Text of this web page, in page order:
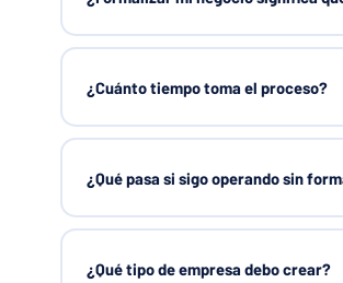
¿Cuánto tiempo toma el proceso?
¿Qué pasa si sigo operando sin
¿Qué tipo de empresa debo crear?